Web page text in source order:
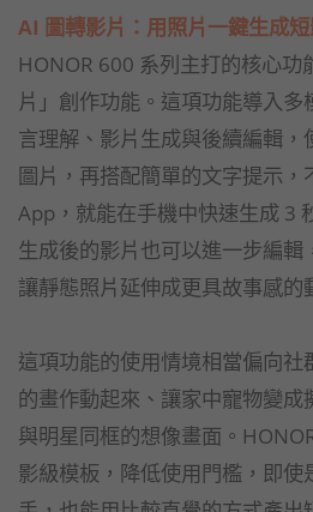
AI 圖轉影片：用照片一鍵生成短
HONOR 600 系列主打的核心功
片」創作功能。這項功能導入
言理解、影片生成與後續編輯，
圖片，再搭配簡單的文字提示，
App，就能在手機中快速生成 3
生成後的影片也可以進一步編輯
讓靜態照片延伸成更具故事感的
這項功能的使用情境相當偏向社
的畫作動起來、讓家中寵物變
與明星同框的想像畫面。
影級模板，降低使用門檻，即